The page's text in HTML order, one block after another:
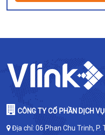
CÔNG TY CỔ PHẦN DỊCH
Địa chỉ: 06 Phan Chu Trinh, P.